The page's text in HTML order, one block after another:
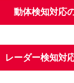
動体検知対応
レーダー検知対